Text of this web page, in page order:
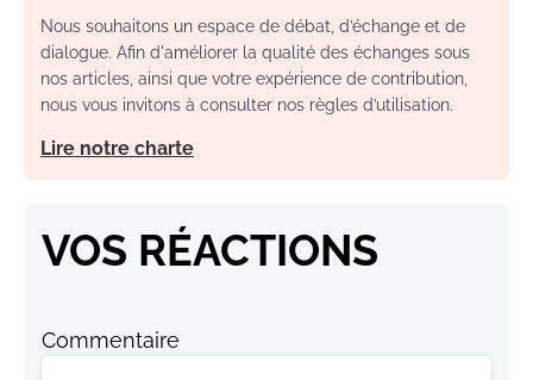
Nous souhaitons un espace de débat, d’échange et de
dialogue. Afin d'améliorer la qualité des échanges sous
nos articles, ainsi que votre expérience de contribution,
nous vous invitons à consulter nos règles d’utilisation.
Lire notre charte
VOS RÉACTIONS
Commentaire